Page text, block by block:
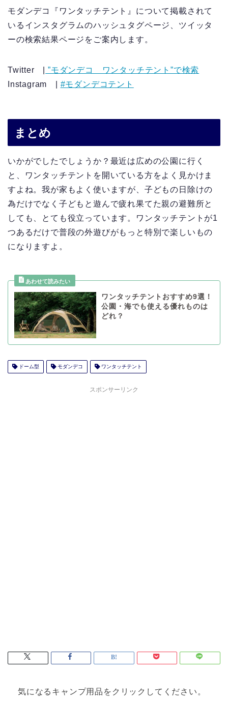
モダンデコ『ワンタッチテント』について掲載されて
いるインスタグラムのハッシュタグページ、ツイッタ
ーの検索結果ページをご案内します。
Twitter |
”モダンデコ ワンタッチテント”で検索
Instagram | #モダンデコテント
まとめ
いかがでしたでしょうか？最近は広めの公園に行く
と、ワンタッチテントを開いている方をよく見かけま
すよね。我が家もよく使いますが、子どもの日除けの
為だけでなく子どもと遊んで疲れ果てた親の避難所と
しても、とても役立っています。ワンタッチテントが1
つあるだけで普段の外遊びがもっと特別で楽しいもの
になりますよ。
ワンタッチテントおすすめ9選！
公園・海でも使える優れものは
どれ？
ドーム型 モダンデコ ワンタッチテント
スポンサーリンク
気になるキャンプ用品をクリックしてください。